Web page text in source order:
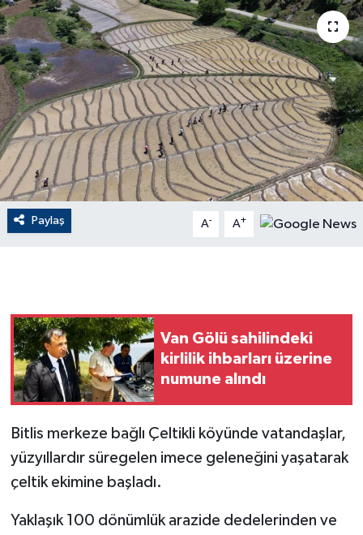
Paylaş A- A+
Van Gölü sahilindeki
kirlilik ihbarları üzerine
numune alındı
Bitlis merkeze bağlı Çeltikli köyünde vatandaşlar,
yüzyıllardır süregelen imece geleneğini yaşatarak
çeltik ekimine başladı.
Yaklaşık 100 dönümlük arazide dedelerinden ve
ÇEVRE
Dış Haberler
Dünya
EĞİTİM
EKONOMİ
English News
Flaş Haber
Gayrimenkul
GENEL
GÜNDEM
Güvenlik
HABERDE İNSAN